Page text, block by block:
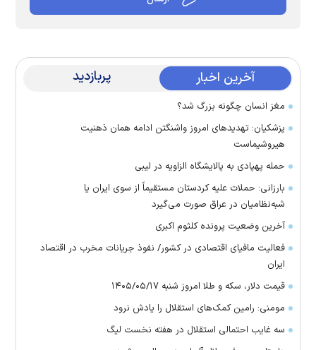
آخرین اخبار پربازدید
مغز انسان چگونه بزرگ شد؟
پزشکیان: تهدید‌های امروز واشنگتن ادامه همان ذهنیت
هیروشیماست
حمله پهپادی به پالایشگاه الزاویه در لیبی
بارزانی: حملات علیه کردستان مستقیماً از سوی ایران یا
شبه‌نظامیان در عراق صورت می‌گیرد
آخرین وضعیت پرونده کلثوم اکبری
فعالیت مافیای اقتصادی در کشور/ نفوذ جریانات مخرب در اقتصاد
ایران
قیمت دلار، سکه و طلا امروز شنبه ۱۴۰۵/۰۵/۱۷
مومنی: رامین کمک‌های استقلال را یادش نرود
سه غایب احتمالی استقلال در هفته نخست لیگ